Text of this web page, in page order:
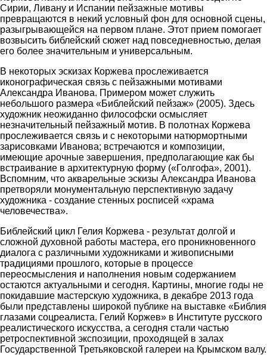
Сирии, Ливану и Испании пейзажные мотивы
превращаются в некий условный фон для основной сцены,
разыгрывающейся на первом плане. Этот прием помогает
возвысить библейский сюжет над повседневностью, делая
его более значительным и универсальным.
В некоторых эскизах Коржева прослеживается
иконографическая связь с пейзажными мотивами
Александра Иванова. Примером может служить
небольшого размера «Библейский пейзаж» (2005). Здесь
художник неожиданно философски осмысляет
незначительный пейзажный мотив. В полотнах Коржева
прослеживается связь и с некоторыми натюрмортными
зарисовками Иванова; встречаются и композиции,
имеющие арочные завершения, предполагающие как бы
встраивание в архитектурную форму («Голгофа», 2001).
Вспомним, что акварельные эскизы Александра Иванова
претворяли монументальную перспективную задачу
художника - создание стенных росписей «храма
человечества».
Библейский цикл Гелия Коржева - результат долгой и
сложной духовной работы мастера, его проникновенного
диалога с различными художниками и живописными
традициями прошлого, которые в процессе
переосмысления и наполнения новым содержанием
остаются актуальными и сегодня. Картины, многие годы не
покидавшие мастерскую художника, в декабре 2013 года
были представлены широкой публике на выставке «Библия
глазами соцреалиста. Гелий Коржев» в Институте русского
реалистического искусства, а сегодня стали частью
ретроспективной экспозиции, проходящей в залах
Государственной Третьяковской галереи на Крымском валу.